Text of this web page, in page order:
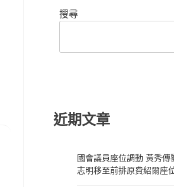
搜尋
近期文章
國會議員座位調動 黃秀傳
志明移至前排原費紹爾座